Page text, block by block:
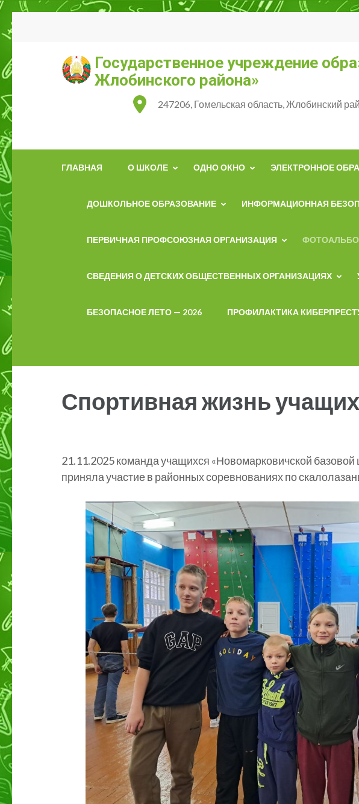
Перейти
к
(нажмите
Государственное учреждение
Жлобинского района»
247206, Гомельская область, Жлобинский
ГЛАВНАЯ О ШКОЛЕ ОДНО ОКНО ЭЛЕКТРОННОЕ
ДОШКОЛЬНОЕ ОБРАЗОВАНИЕ ИНФОРМАЦИОННАЯ
ПЕРВИЧНАЯ ПРОФСОЮЗНАЯ ОРГАНИЗАЦИЯ
СВЕДЕНИЯ О ДЕТСКИХ ОБЩЕСТВЕННЫХ ОРГАНИЗАЦИЯХ
БЕЗОПАСНОЕ ЛЕТО — 2026 ПРОФИЛАКТИКА
Спортивная жизнь
21.11.2025 команда учащихся «Новомарковичской
приняла участие в районных соревнованиях по